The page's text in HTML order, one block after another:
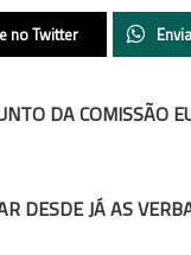
no Twitter
DA COMISSÃO
DESDE JÁ AS